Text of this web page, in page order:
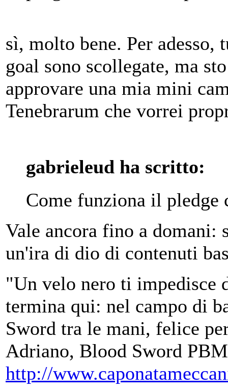
sì, molto bene. Per adesso,
goal sono scollegate, ma
approvare una mia mini
Tenebrarum che vorrei
gabrieleud ha scritto:
Come funziona il pledge
Vale ancora fino a
un'ira di dio di contenuti
"Un velo nero ti impedisce
termina qui: nel campo di
Sword tra le mani, felice
Adriano, Blood Sword PBM
http://